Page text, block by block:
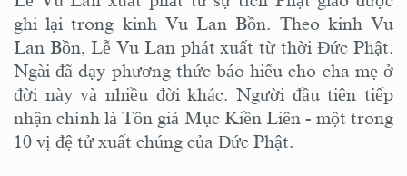
ghi lại trong kinh Vu Lan Bồn. Theo kinh Vu
Lan Bồn, Lễ Vu Lan phát xuất từ thời Đức Phật.
Ngài đã dạy phương thức báo hiếu cho cha mẹ ở
đời này và nhiều đời khác. Người đầu tiên tiếp
nhận chính là Tôn giả Mục Kiền Liên - một trong
10 vị đệ tử xuất chúng của Đức Phật.